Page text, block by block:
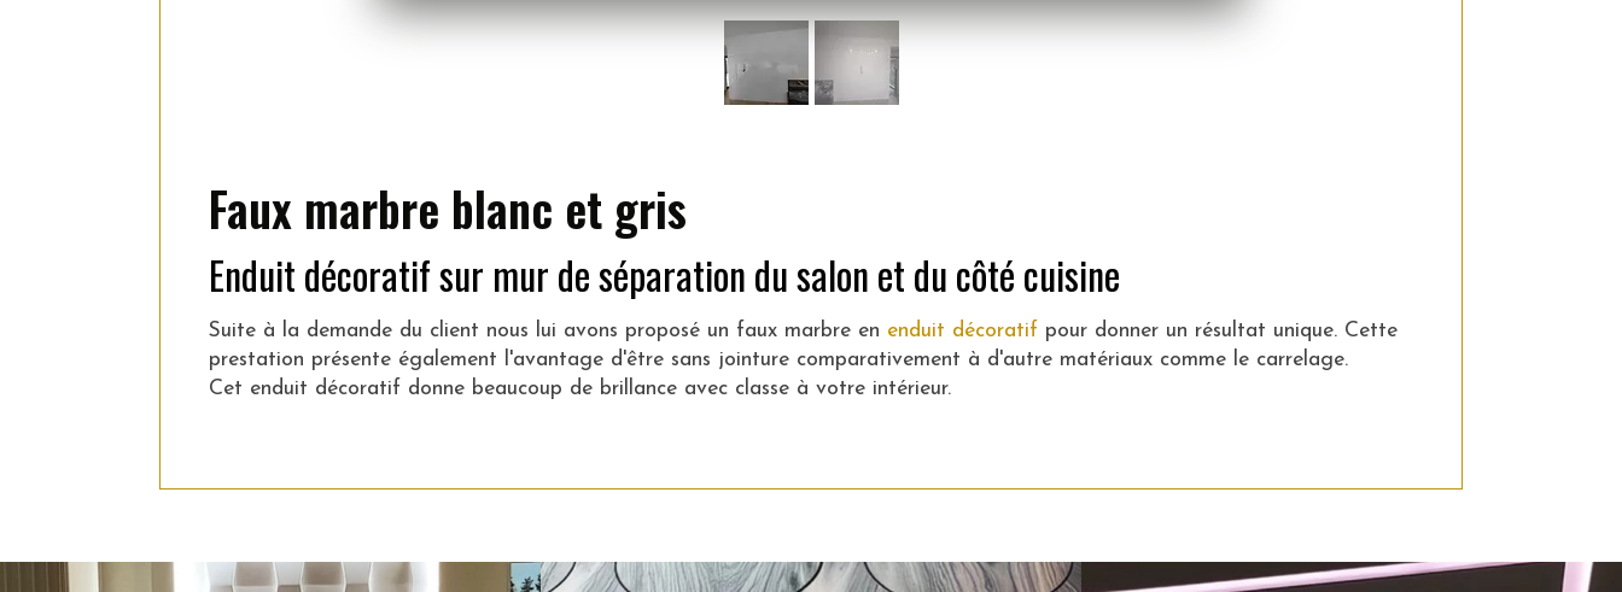
Faux marbre blanc et gris
Enduit décoratif sur mur de séparation du salon et du côté cuisine
Suite à la demande du client nous lui avons proposé un faux marbre en enduit décoratif pour donner un résultat unique. Cette
prestation présente également l'avantage d'être sans jointure comparativement à d'autre matériaux comme le carrelage.
Cet enduit décoratif donne beaucoup de brillance avec classe à votre intérieur.